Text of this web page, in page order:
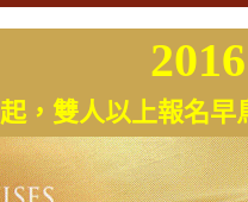
，雙人以上報名